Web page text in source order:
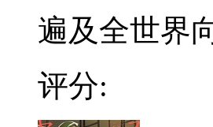
遍及全世界
评分: